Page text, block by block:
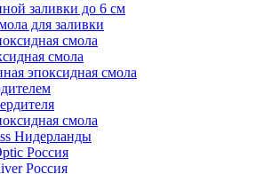
заливки до 6 см
для заливки
смола
смола
эпоксидная смола
смола
Нидерланды
Россия
Россия